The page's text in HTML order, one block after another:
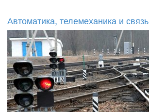
Автоматика, телемеханика и связь